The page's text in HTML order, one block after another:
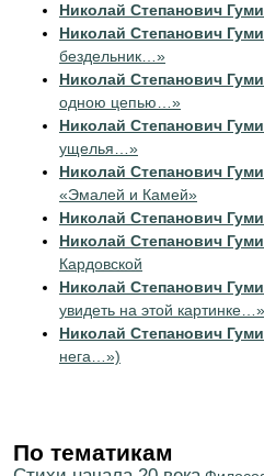
Николай Степанович
Николай Степанович
бездельник…»
Николай Степанович
одною цепью…»
Николай Степанович
ущелья…»
Николай Степанович
«Эмалей и Камей»
Николай Степанович
Николай Степанович
Кардовской
Николай Степанович
увидеть на этой
Николай Степанович
нега…»)
По тематикам